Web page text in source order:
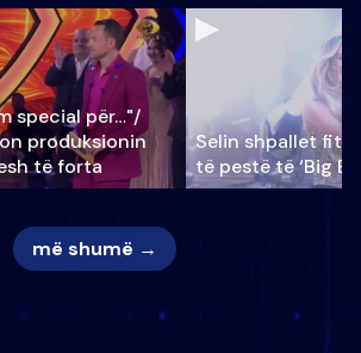
special për…"/
produksionin
të forta
Selin shpallet
të pestë të ‘Big
më shumë →